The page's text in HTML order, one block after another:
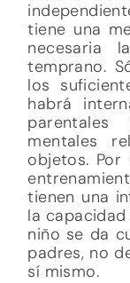
tiene una
necesaria
temprano.
los
habrá
parentales
mentales
objetos.
tienen una
la
niño se da
padres, no
sí mismo.